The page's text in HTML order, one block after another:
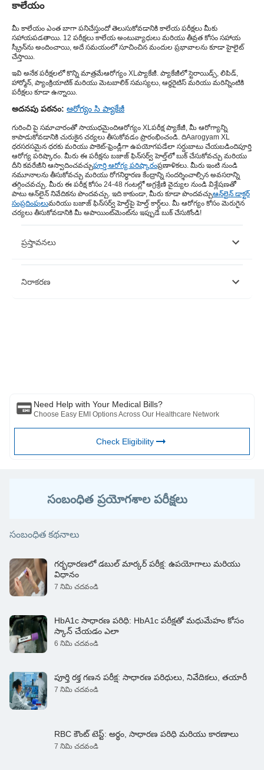
కాలేయం
మీ కాలేయం ఎంత బాగా పనిచేస్తుందో తెలుసుకోవడానికి కాలేయ పరీక్షలు మీకు
సహాయపడతాయి. 12 పరీక్షలు కాలేయ అంటువ్యాధులు మరియు తీవ్రత కోసం సహాయ
స్క్రీన్‌ను అందించాయి, అదే సమయంలో సూచించిన మందుల ప్రభావాలను కూడా హైలైట్
చేస్తాయి.
ఇవి అనేక పరీక్షలలో కొన్ని మాత్రమేఆరోగ్యం XL ప్యాకేజీ. ప్యాకేజీలో స్టెరాయిడ్స్, లిపిడ్,
హార్మోన్, ప్యాంక్రియాటిక్ మరియు మెటబాలిక్ సమస్యలు, ఆర్థరైటిస్ మరియు మరిన్నింటికి
పరీక్షలు కూడా ఉన్నాయి.
అదనపు పఠనం: ఆరోగ్యం సి ప్యాకేజీ
గురించి పై సమాచారంతో సాయుధమైందిఆరోగ్యం XL పరీక్ష ప్యాకేజీ, మీ ఆరోగ్యాన్ని
కాపాడుకోవడానికి చురుకైన చర్యలు తీసుకోవడం ప్రారంభించండి. దిAarogyam XL
ధరసరసమైన ధరకు మరియు పాకెట్-ఫ్రెండ్లీగా ఉపయోగపడేలా సర్దుబాటు చేయబడిందిపూర్తి
ఆరోగ్య పరిష్కారం . మీరు ఈ పరీక్షను బజాజ్ ఫిన్‌సర్వ్ హెల్త్‌లో బుక్ చేసుకోవచ్చు మరియు
దీని కవరేజీని ఆస్వాదించవచ్చుపూర్తి ఆరోగ్య పరిష్కారంప్రణాళికలు. మీరు ఇంటి నుండి
నమూనాలను తీసుకోవచ్చు మరియు రోగనిర్ధారణ కేంద్రాన్ని సందర్శించాల్సిన అవసరాన్ని
తగ్గించవచ్చు. మీరు ఈ పరీక్ష కోసం 24-48 గంటల్లో అగ్రశ్రేణి వైద్యుల నుండి విశ్లేషణతో
పాటు ఆన్‌లైన్ నివేదికను పొందవచ్చు. ఇది కాకుండా, మీరు కూడా పొందవచ్చుఆన్‌లైన్ డాక్టర్
సంప్రదింపులుమరియు బజాజ్ ఫిన్‌సర్వ్ హెల్త్‌పై హెల్త్ కార్డ్‌లు. మీ ఆరోగ్యం కోసం మెరుగైన
చర్యలు తీసుకోవడానికి మీ అపాయింట్‌మెంట్‌ను ఇప్పుడే బుక్ చేసుకోండి!
ప్రస్తావనలు
https://www.ncbi.nlm.nih.gov/pmc/articles/PMC4703222/#B1
నిరాకరణ
Need Help with Your Medical Bills?
Choose Easy EMI Options Across Our Healthcare Network
Check Eligibility
సంబంధిత ప్రయోగశాల పరీక్షలు
సంబంధిత కథనాలు
గర్భధారణలో డబుల్ మార్కర్ పరీక్ష: ఉపయోగాలు మరియు
విధానం
7 నిమి చదవండి
HbA1c సాధారణ పరిధి: HbA1c పరీక్షతో మధుమేహం కోసం
స్కాన్ చేయడం ఎలా
6 నిమి చదవండి
పూర్తి రక్త గణన పరీక్ష: సాధారణ పరిధులు, నివేదికలు, తయారీ
7 నిమి చదవండి
RBC కౌంట్ టెస్ట్: అర్థం, సాధారణ పరిధి మరియు కారణాలు
7 నిమి చదవండి